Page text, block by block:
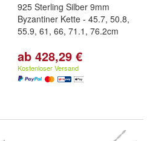
925 Sterling Silber 9mm
Byzantiner Kette - 45.7, 50.8,
55.9, 61, 66, 71.1, 76.2cm
ab 428,29 €
Kostenloser Versand